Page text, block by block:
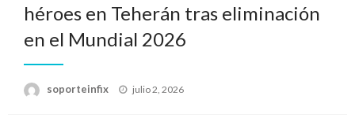
héroes en Teherán tras eliminación
en el Mundial 2026
soporteinfix
Publicado
julio 2, 2026